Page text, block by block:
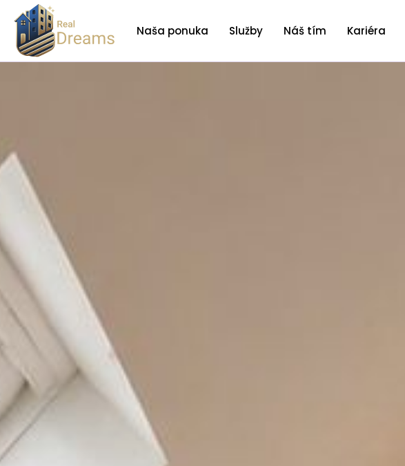
Naša ponuka Služby Náš tím Kariéra